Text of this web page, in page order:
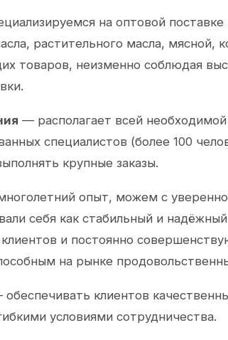
на оптовой
растительного масла, мясной,
товаров, неизменно соблюдая
— располагает всей
специалистов (более 100
крупные заказы.
опыт, можем с
себя как стабильный и
и постоянно
на рынке
клиентов
условиями сотрудничества.